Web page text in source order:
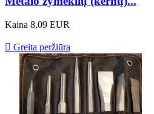
Kaina 8,09 EUR
 Greita peržiūra